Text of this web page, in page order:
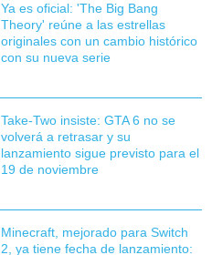
Ya es oficial: 'The Big Bang
Theory' reúne a las estrellas
originales con un cambio histórico
con su nueva serie
Take-Two insiste: GTA 6 no se
volverá a retrasar y su
lanzamiento sigue previsto para el
19 de noviembre
Minecraft, mejorado para Switch
2, ya tiene fecha de lanzamiento: